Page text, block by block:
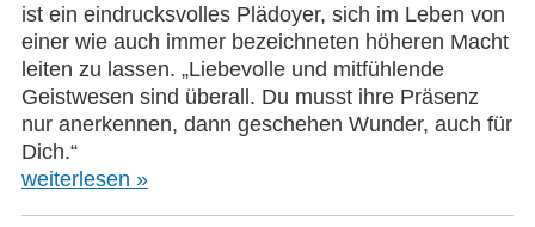
ist ein eindrucksvolles Plädoyer, sich im Leben von
einer wie auch immer bezeichneten höheren Macht
leiten zu lassen. „Liebevolle und mitfühlende
Geistwesen sind überall. Du musst ihre Präsenz
nur anerkennen, dann geschehen Wunder, auch für
Dich.“
weiterlesen »